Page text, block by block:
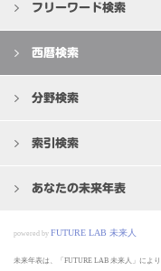
フリーワード検索
西暦検索
分野検索
索引検索
あなたの未来年表
未来年表は、「FUTURE LAB 未来人」によ
powered by FUTURE LAB 未来人